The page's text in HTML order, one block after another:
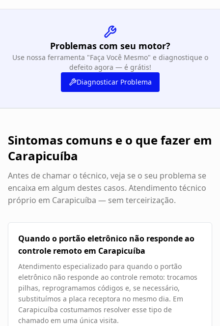
Problemas com seu motor?
Use nossa ferramenta "Faça Você Mesmo" e diagnostique o
defeito agora — é grátis!
Diagnosticar Problema
Sintomas comuns e o que fazer em
Carapicuíba
Antes de chamar o técnico, veja se o seu problema se
encaixa em algum destes casos. Atendimento técnico
próprio em Carapicuíba — sem terceirização.
Quando o portão eletrônico não responde ao
controle remoto em Carapicuíba
Atendimento especializado para quando o portão
eletrônico não responde ao controle remoto: trocamos
pilhas, reprogramamos códigos e, se necessário,
substituímos a placa receptora no mesmo dia. Em
Carapicuíba costumamos resolver esse tipo de
chamado em uma única visita.